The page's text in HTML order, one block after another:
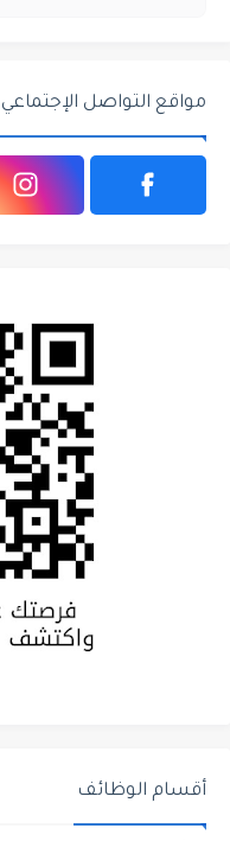
مواقع التواصل الإجتماعي
أقسام الوظائف